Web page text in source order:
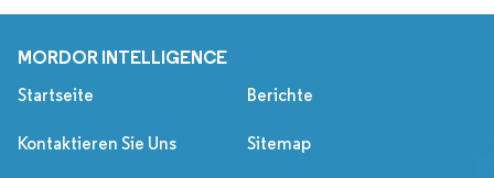
MORDOR INTELLIGENCE
Startseite Berichte
Kontaktieren Sie Uns Sitemap